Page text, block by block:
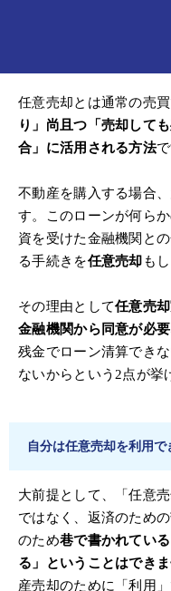
任意売却とは通常の売買
り」尚且つ「売却して
合」に活用される方法で
不動産を購入する場合
す。このローンが何ら
資を受けた金融機関と
る手続きを任意売却も
その理由として任意売
金融機関から同意が必要
残金でローン清算でき
ないからという2点が挙
自分は任意売却を利用で
大前提として、「任意
ではなく、返済のため
のため巷で書かれてい
る」ということはでき
産売却のために「利用